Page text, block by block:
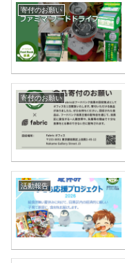
寄付のお願い
寄付のお願い
活動報告